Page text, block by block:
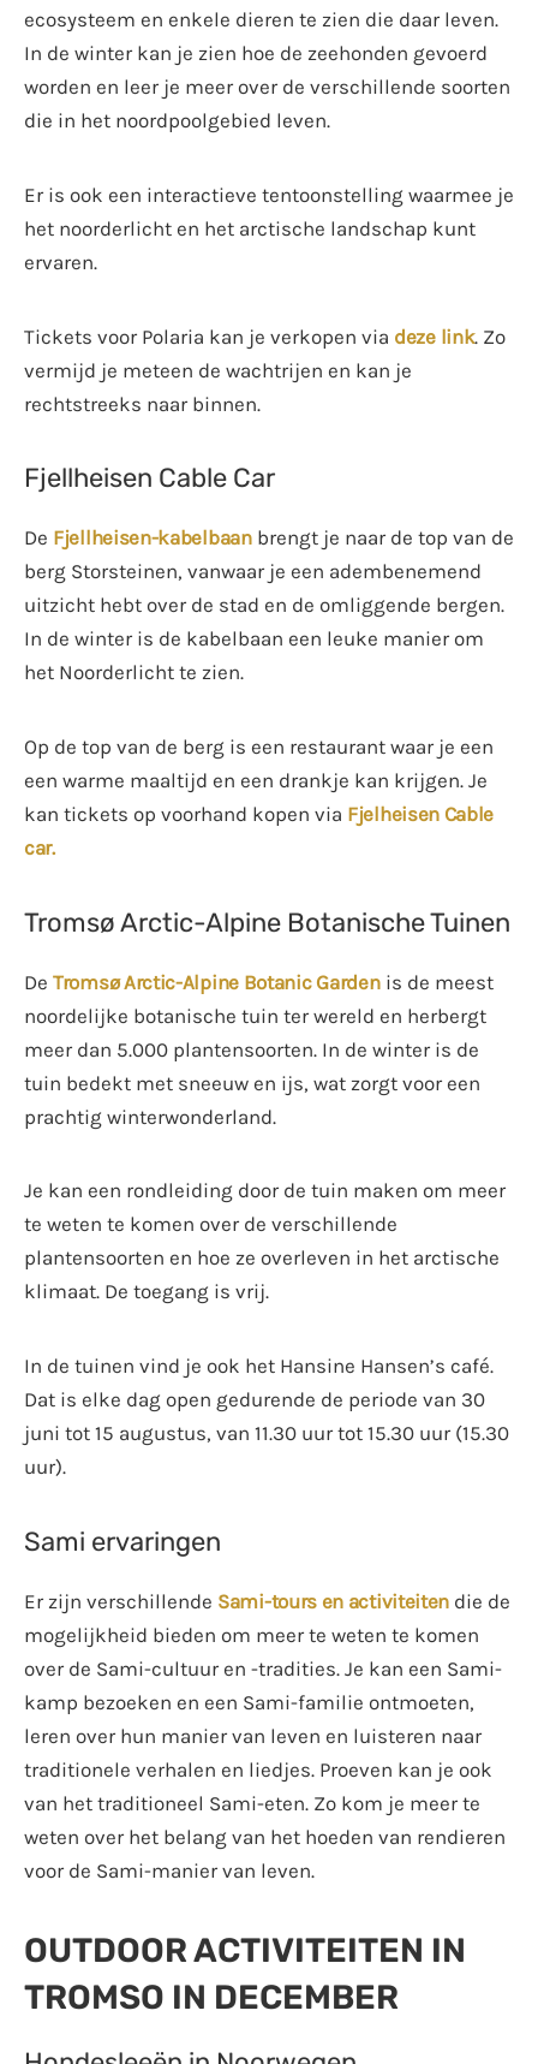
ecosysteem en enkele dieren te zien die daar leven.
In de winter kan je zien hoe de zeehonden gevoerd
worden en leer je meer over de verschillende soorten
die in het noordpoolgebied leven.
Er is ook een interactieve tentoonstelling waarmee je
het noorderlicht en het arctische landschap kunt
ervaren.
Tickets voor Polaria kan je verkopen via deze link. Zo
vermijd je meteen de wachtrijen en kan je
rechtstreeks naar binnen.
Fjellheisen Cable Car
De Fjellheisen-kabelbaanbrengt je naar de top van de
berg Storsteinen, vanwaar je een adembenemend
uitzicht hebt over de stad en de omliggende bergen.
In de winter is de kabelbaan een leuke manier om
het Noorderlicht te zien.
Op de top van de berg is een restaurant waar je een
een warme maaltijd en een drankje kan krijgen. Je
kan tickets op voorhand kopen via Fjelheisen Cable
car.
Tromsø Arctic-Alpine Botanische Tuinen
De Tromsø Arctic-Alpine Botanic Gardenis de meest
noordelijke botanische tuin ter wereld en herbergt
meer dan 5.000 plantensoorten. In de winter is de
tuin bedekt met sneeuw en ijs, wat zorgt voor een
prachtig winterwonderland.
Je kan een rondleiding door de tuin maken om meer
te weten te komen over de verschillende
plantensoorten en hoe ze overleven in het arctische
klimaat. De toegang is vrij.
In de tuinen vind je ook het Hansine Hansen’s café.
Dat is elke dag open gedurende de periode van 30
juni tot 15 augustus, van 11.30 uur tot 15.30 uur (15.30
uur).
Sami ervaringen
Er zijn verschillende Sami-tours en activiteiten die de
mogelijkheid bieden om meer te weten te komen
over de Sami-cultuur en -tradities. Je kan een Sami-
kamp bezoeken en een Sami-familie ontmoeten,
leren over hun manier van leven en luisteren naar
traditionele verhalen en liedjes. Proeven kan je ook
van het traditioneel Sami-eten. Zo kom je meer te
weten over het belang van het hoeden van rendieren
voor de Sami-manier van leven.
OUTDOOR ACTIVITEITEN IN
TROMSO IN DECEMBER